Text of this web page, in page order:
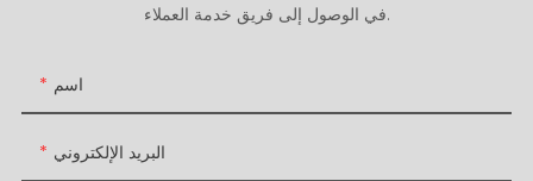
في الوصول إلى فريق خدمة العملاء.
اسم
البريد الإلكتروني